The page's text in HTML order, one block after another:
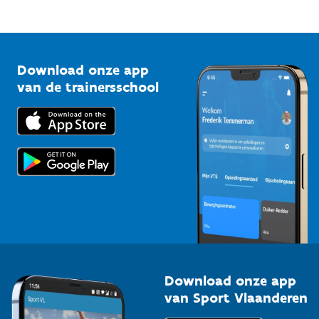
Bedrijven
Trainers en begeleiders
Topsporters
Vlaamse Trainersschool
Kennisplatform
Downloads
Voor de pers
Download onze app
van de trainersschool
Download onze app
van Sport Vlaanderen